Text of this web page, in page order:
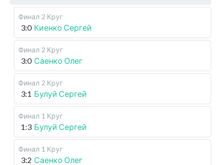
Финал 2 Круг
3:0 Киенко Сергей
Финал 2 Круг
3:0 Саенко Олег
Финал 2 Круг
3:1 Булуй Сергей
Финал 1 Круг
1:3 Булуй Сергей
Финал 1 Круг
3:2 Саенко Олег